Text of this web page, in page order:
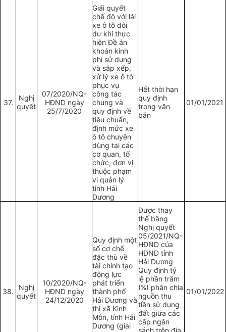
37.
Nghị
quyết
07/2020/NQ-
HĐND ngày
25/7/2020
Giải quyết
chế độ với lái
xe ô tô dôi
dư khi thực
hiện Đề án
khoán kinh
phí sử dụng
và sắp xếp,
xử lý xe ô tô
phục vụ
công tác
chung và
quy định về
tiêu chuẩn,
định mức xe
ô tô chuyên
dùng tại các
cơ quan, tổ
chức, đơn vị
thuộc phạm
vi quản lý
tỉnh Hải
Dương
Hết thời hạn
quy định
trong văn
bản
01/01/2021
38.
Nghị
quyết
10/2020/NQ-
HĐND ngày
24/12/2020
Quy định một
số cơ chế
đặc thù về
tài chính tạo
động lực
phát triển
thành phố
Hải Dương và
thị xã Kinh
Môn, tỉnh Hải
Dương (giai
Được thay
thế bằng
Nghị quyết
05/2021/NQ-
HĐND của
HĐND tỉnh
Hải Dương
Quy định tỷ
lệ phần trăm
(%) phân chia
nguồn thu
tiền sử dụng
đất giữa các
cấp ngân
sách trên địa
01/01/2022